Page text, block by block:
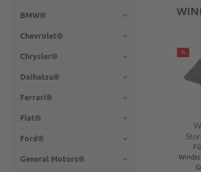
BMW®
Chevrolet®
Chrysler®
Daihatsu®
Ferrari®
Fiat®
Ford®
General Motors®
%
–